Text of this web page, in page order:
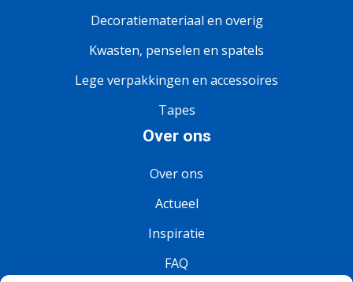
Decoratiemateriaal en overig
Kwasten, penselen en spatels
Lege verpakkingen en accessoires
Tapes
Over ons
Over ons
Actueel
Inspiratie
FAQ